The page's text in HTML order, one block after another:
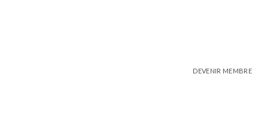
DEVENIR MEMBRE